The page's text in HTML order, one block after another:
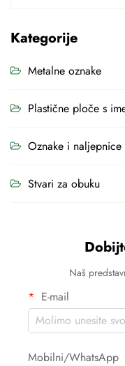
Kategorije
Metalne oznake
Plastične ploče s
Oznake i naljepnice
Stvari za obuku
Naš
E-mail
Mobilni/WhatsApp